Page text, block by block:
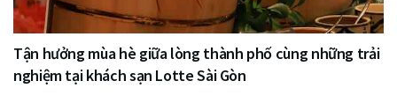
Tận hưởng mùa hè giữa lòng thành phố cùng những trải
nghiệm tại khách sạn Lotte Sài Gòn